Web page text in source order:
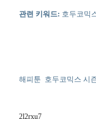
관련 키워드: 호두코믹
해피툰 호두코믹스 시
2l2rxu7